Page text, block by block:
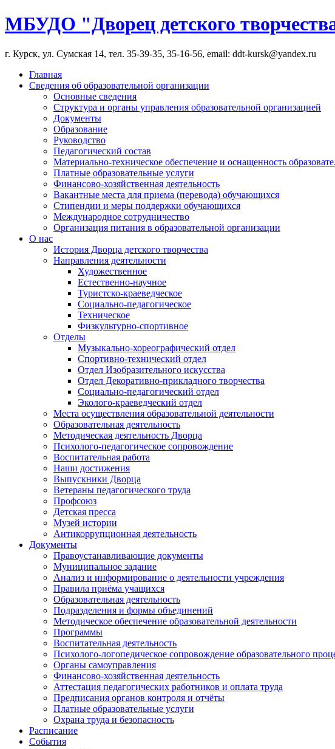
МБУДО "Дворец детского
г. Курск, ул. Сумская 14, тел. 35-39-35, 35-16-56, email: ddt-kursk@yandex.ru
Главная
Сведения об образовательной организации
Основные сведения
Структура и органы управления образовательной организацией
Документы
Образование
Руководство
Педагогический состав
Материально-техническое обеспечение и оснащенность
Платные образовательные услуги
Финансово-хозяйственная деятельность
Вакантные места для приема (перевода) обучающихся
Стипендии и меры поддержки обучающихся
Международное сотрудничество
Организация питания в образовательной организации
О нас
История Дворца детского творчества
Направления деятельности
Художественное
Естественно-научное
Туристско-краеведческое
Социально-педагогическое
Техническое
Физкультурно-спортивное
Отделы
Музыкально-хореографический отдел
Спортивно-технический отдел
Отдел Изобразительного искусства
Отдел Декоративно-прикладного творчества
Социально-педагогический отдел
Эколого-краеведческий отдел
Места осуществления образовательной деятельности
Образовательная деятельность
Методическая деятельность Дворца
Психолого-педагогическое сопровождение
Воспитательная работа
Наши достижения
Выпускники Дворца
Ветераны педагогического труда
Профсоюз
Детская пресса
Музей истории
Антикоррупционная деятельность
Документы
Правоустанавливающие документы
Муниципальное задание
Анализ и информирование о деятельности учреждения
Правила приёма учащихся
Образовательная деятельность
Подразделения и формы объединений
Методическое обеспечение образовательной деятельности
Программы
Воспитательная деятельность
Психолого-логопедическое сопровождение образовательного
Органы самоуправления
Финансово-хозяйственная деятельность
Аттестация педагогических работников и оплата труда
Предписания органов контроля и отчёты
Платные образовательные услуги
Охрана труда и безопасность
Расписание
События